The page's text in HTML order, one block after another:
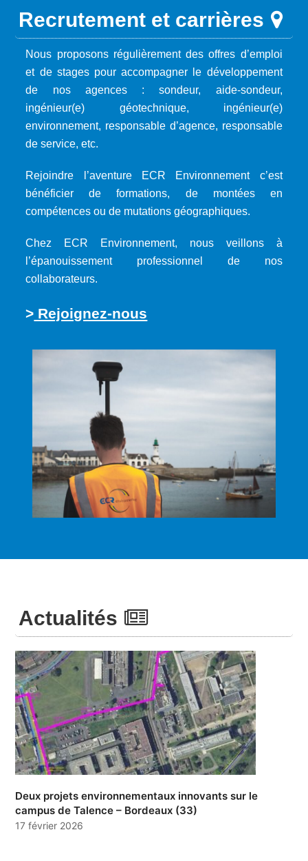
Recrutement et carrières
Nous proposons régulièrement des offres d’emploi
et de stages pour accompagner le développement
de nos agences : sondeur, aide-sondeur,
ingénieur(e) géotechnique, ingénieur(e)
environnement, responsable d’agence, responsable
de service, etc.
Rejoindre l’aventure ECR Environnement c’est
bénéficier de formations, de montées en
compétences ou de mutations géographiques.
Chez ECR Environnement, nous veillons à
l’épanouissement professionnel de nos
collaborateurs.
> Rejoignez-nous
Actualités
Deux projets environnementaux innovants sur le
campus de Talence – Bordeaux (33)
17 février 2026